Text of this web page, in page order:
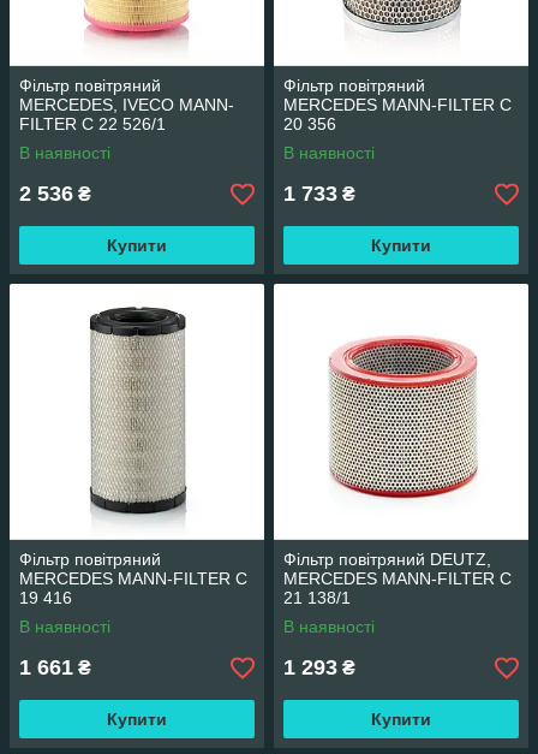
Фільтр повітряний
MERCEDES, IVECO MANN-
FILTER C 22 526/1
В наявності
2 536 ₴
Купити
Фільтр повітряний
MERCEDES MANN-FILTER C
20 356
В наявності
1 733 ₴
Купити
Фільтр повітряний
MERCEDES MANN-FILTER C
19 416
В наявності
1 661 ₴
Купити
Фільтр повітряний DEUTZ,
MERCEDES MANN-FILTER C
21 138/1
В наявності
1 293 ₴
Купити